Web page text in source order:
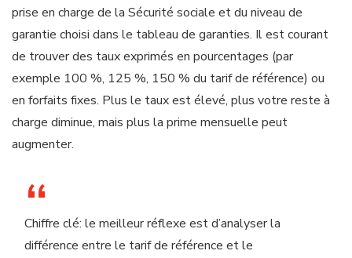
prise en charge de la Sécurité sociale et du niveau de
garantie choisi dans le tableau de garanties. Il est courant
de trouver des taux exprimés en pourcentages (par
exemple 100 %, 125 %, 150 % du tarif de référence) ou
en forfaits fixes. Plus le taux est élevé, plus votre reste à
charge diminue, mais plus la prime mensuelle peut
augmenter.
Chiffre clé: le meilleur réflexe est d’analyser la
différence entre le tarif de référence et le